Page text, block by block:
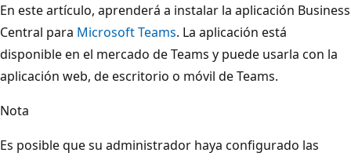
En este artículo, aprenderá a instalar la aplicación Business
Central para Microsoft Teams. La aplicación está
disponible en el mercado de Teams y puede usarla con la
aplicación web, de escritorio o móvil de Teams.
Nota
Es posible que su administrador haya configurado las